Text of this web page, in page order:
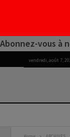
Abonnez-vous à
vendredi, août 7,